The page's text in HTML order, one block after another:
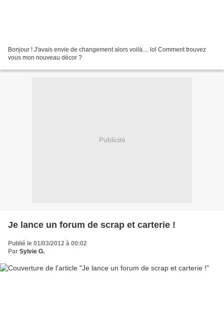
Bonjour ! J'avais envie de changement alors voilà.... lol Comment trouvez
vous mon nouveau décor ?
Publicité
Je lance un forum de scrap et carterie !
Publié le 01/03/2012 à 00:02
Par Sylvie G.